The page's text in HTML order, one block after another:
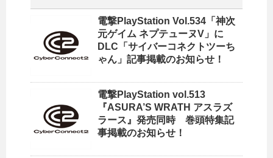
電撃PlayStation Vol.534「神次
元ゲイム ネプテューヌV」に
DLC「サイバーコネクトツーち
ゃん」記事掲載のお知らせ！
電撃PlayStation vol.513
『ASURA’S WRATH アスラズ
ラース』発売同時 巻頭特集記
事掲載のお知らせ！